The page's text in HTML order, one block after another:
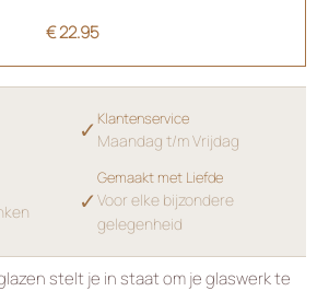
€22.95
✓ Klantenservice
Maandag t/m Vrijdag
✓
Gemaakt met Liefde
Voor elke bijzondere
gelegenheid
stelt je in staat om je glaswerk te